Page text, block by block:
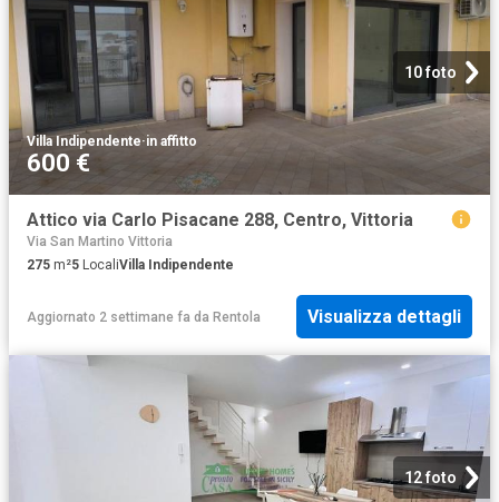
10 foto
Villa Indipendente·in affitto
600 €
Attico via Carlo Pisacane 288, Centro, Vittoria
Via San Martino Vittoria
275 m²5 LocaliVilla Indipendente
Aggiornato 2 settimane fa da Rentola Visualizza dettagli
12 foto